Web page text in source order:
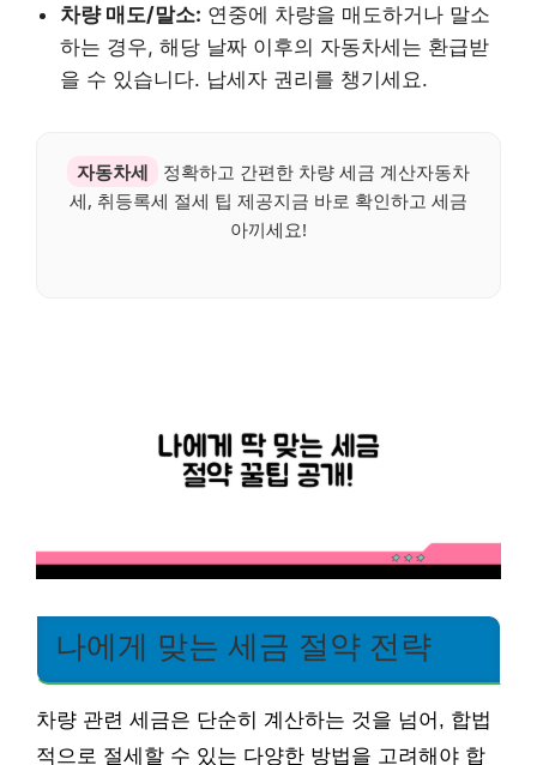
차량 매도/말소: 연중에 차량을 매도하거나 말소
하는 경우, 해당 날짜 이후의 자동차세는 환급받
을 수 있습니다. 납세자 권리를 챙기세요.
자동차세
정확하고 간편한 차량 세금 계산자동차
세, 취등록세 절세 팁 제공지금 바로 확인하고 세금
아끼세요!
나에게 맞는 세금 절약 전략
차량 관련 세금은 단순히 계산하는 것을 넘어, 합법
적으로 절세할 수 있는 다양한 방법을 고려해야 합